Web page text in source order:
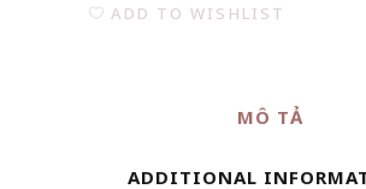
quantity
ADD TO WISHLIST
MÔ TẢ
ADDITIONAL